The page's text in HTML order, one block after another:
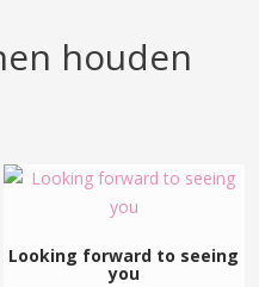
houden
Looking forward to seeing
you